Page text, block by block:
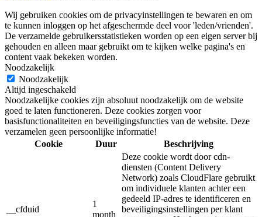
Wij gebruiken cookies om de privacyinstellingen te bewaren en om
te kunnen inloggen op het afgeschermde deel voor 'leden/vrienden'.
De verzamelde gebruikersstatistieken worden op een eigen server bij
gehouden en alleen maar gebruikt om te kijken welke pagina's en
content vaak bekeken worden.
Noodzakelijk
Noodzakelijk
Altijd ingeschakeld
Noodzakelijke cookies zijn absoluut noodzakelijk om de website
goed te laten functioneren. Deze cookies zorgen voor
basisfunctionaliteiten en beveiligingsfuncties van de website. Deze
verzamelen geen persoonlijke informatie!
Cookie
Duur Beschrijving
__cfduid
1
month
Deze cookie wordt door cdn-
diensten (Content Delivery
Network) zoals CloudFlare gebruikt
om individuele klanten achter een
gedeeld IP-adres te identificeren en
beveiligingsinstellingen per klant